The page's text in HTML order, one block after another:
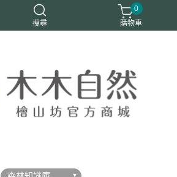
搜尋
手工皂 洗身體 舒眠
0
購物車